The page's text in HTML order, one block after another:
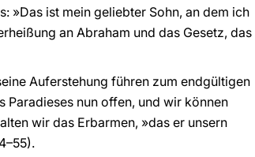
»Das ist mein geliebter Sohn, an dem ich
an Abraham und das Gesetz, das
Auferstehung führen zum endgültigen
Paradieses nun offen, und wir können
wir das Erbarmen, »das er unsern